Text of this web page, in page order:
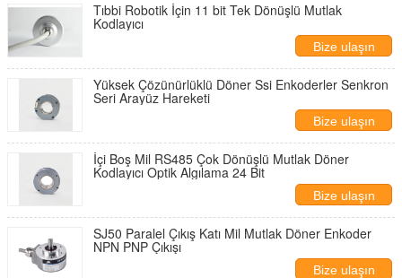
Tıbbi Robotik İçin 11 bit Tek Dönüşlü Mutlak
Kodlayıcı
Bize ulaşın
Yüksek Çözünürlüklü Döner Ssi Enkoderler Senkron
Seri Arayüz Hareketi
Bize ulaşın
İçi Boş Mil RS485 Çok Dönüşlü Mutlak Döner
Kodlayıcı Optik Algılama 24 Bit
Bize ulaşın
SJ50 Paralel Çıkış Katı Mil Mutlak Döner Enkoder
NPN PNP Çıkışı
Bize ulaşın